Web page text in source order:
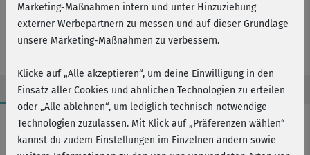
BBP Classic 2 - Stretching
Workout-Facts
mittelschwer
Marketing-Maßnahmen intern und unter Hinzuziehung
externer Werbepartnern zu messen und auf dieser Grundlage
unsere Marketing-Maßnahmen zu verbessern.
Klicke auf „Alle akzeptieren“, um deine Einwilligung in den
Einsatz aller Cookies und ähnlichen Technologien zu erteilen
oder „Alle ablehnen“, um lediglich technisch notwendige
Technologien zuzulassen. Mit Klick auf „Präferenzen wählen“
kannst du zudem Einstellungen im Einzelnen ändern sowie